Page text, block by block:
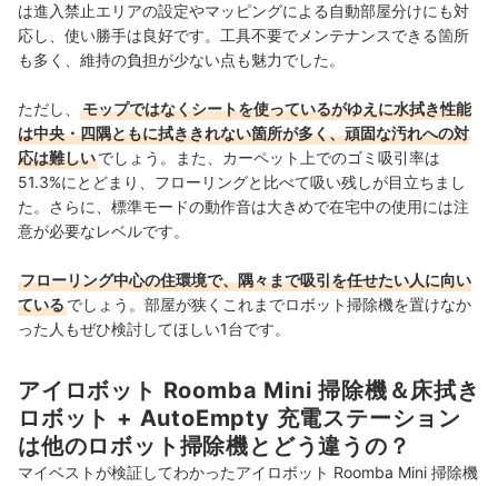
は進入禁止エリアの設定やマッピングによる自動部屋分けにも対
応し、使い勝手は良好です。工具不要でメンテナンスできる箇所
も多く、維持の負担が少ない点も魅力でした。
ただし、
モップではなくシートを使っているがゆえに水拭き性能
は中央・四隅ともに拭ききれない箇所が多く、頑固な汚れへの対
応は難しいでしょう。また、カーペット上でのゴミ吸引率は
51.3%にとどまり、フローリングと比べて吸い残しが目立ちまし
た。さらに、標準モードの動作音は大きめで在宅中の使用には注
意が必要なレベルです。
フローリング中心の住環境で、隅々まで吸引を任せたい人に向い
ているでしょう。部屋が狭くこれまでロボット掃除機を置けなか
った人もぜひ検討してほしい1台です。
アイロボット Roomba Mini 掃除機＆床拭き
ロボット + AutoEmpty 充電ステーション
は他のロボット掃除機とどう違うの？
マイベストが検証してわかったアイロボット Roomba Mini 掃除機